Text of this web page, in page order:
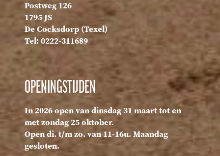
Postweg 126
1795 JS
De Cocksdorp (Texel)
Tel: 0222-311689
OPENINGSTIJDEN
In 2026 open van dinsdag 31 maart tot en
met zondag 25 oktober.
Open di. t/m zo. van 11-16u. Maandag
gesloten.